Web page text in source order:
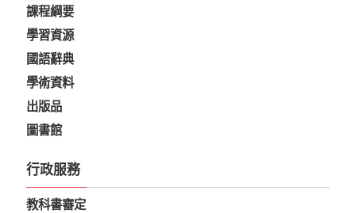
課程綱要
學習資源
國語辭典
學術資料
出版品
圖書館
行政服務
教科書審定